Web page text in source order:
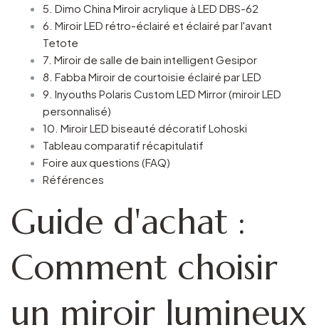
5. Dimo China Miroir acrylique à LED DBS-62
6. Miroir LED rétro-éclairé et éclairé par l'avant
Tetote
7. Miroir de salle de bain intelligent Gesipor
8. Fabba Miroir de courtoisie éclairé par LED
9. Inyouths Polaris Custom LED Mirror (miroir LED
personnalisé)
10. Miroir LED biseauté décoratif Lohoski
Tableau comparatif récapitulatif
Foire aux questions (FAQ)
Références
Guide d'achat :
Comment choisir
un miroir lumineux